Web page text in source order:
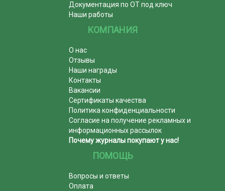
Документация по ОТ под ключ
Наши работы
КОМПАНИЯ
О нас
Отзывы
Наши награды
Контакты
Вакансии
Сертификаты качества
Политика конфиденциальности
Согласие на получение рекламных и
информационных рассылок
Почему журналы покупают у нас!
ПОМОЩЬ
Вопросы и ответы
Оплата